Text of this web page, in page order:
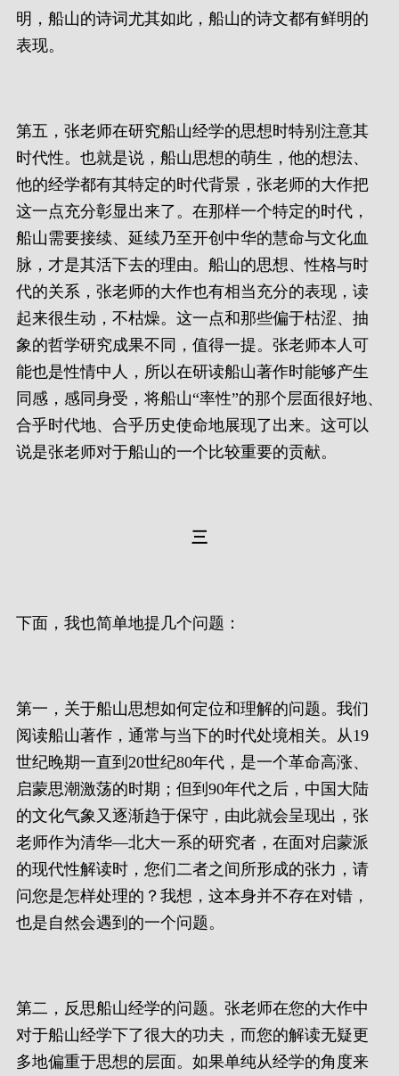
明，船山的诗词尤其如此，船山的诗文都有鲜明的
表现。
第五，张老师在研究船山经学的思想时特别注意其
时代性。也就是说，船山思想的萌生，他的想法、
他的经学都有其特定的时代背景，张老师的大作把
这一点充分彰显出来了。在那样一个特定的时代，
船山需要接续、延续乃至开创中华的慧命与文化血
脉，才是其活下去的理由。船山的思想、性格与时
代的关系，张老师的大作也有相当充分的表现，读
起来很生动，不枯燥。这一点和那些偏于枯涩、抽
象的哲学研究成果不同，值得一提。张老师本人可
能也是性情中人，所以在研读船山著作时能够产生
同感，感同身受，将船山“率性”的那个层面很好地、
合乎时代地、合乎历史使命地展现了出来。这可以
说是张老师对于船山的一个比较重要的贡献。
三
下面，我也简单地提几个问题：
第一，关于船山思想如何定位和理解的问题。我们
阅读船山著作，通常与当下的时代处境相关。从19
世纪晚期一直到20世纪80年代，是一个革命高涨、
启蒙思潮激荡的时期；但到90年代之后，中国大陆
的文化气象又逐渐趋于保守，由此就会呈现出，张
老师作为清华—北大一系的研究者，在面对启蒙派
的现代性解读时，您们二者之间所形成的张力，请
问您是怎样处理的？我想，这本身并不存在对错，
也是自然会遇到的一个问题。
第二，反思船山经学的问题。张老师在您的大作中
对于船山经学下了很大的功夫，而您的解读无疑更
多地偏重于思想的层面。如果单纯从经学的角度来